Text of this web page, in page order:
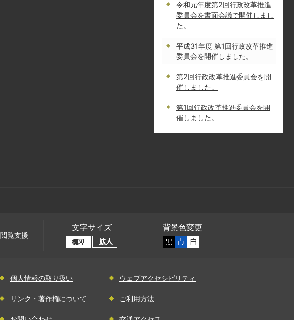
令和元年度第2回行政改革推進
委員会を書面会議で開催しまし
た。
平成31年度 第1回行政改革推進
委員会を開催しました。
第2回行政改革推進委員会を開
催しました。
第1回行政改革推進委員会を開
催しました。
閲覧支援
文字サイズ 背景色変更
個人情報の取り扱い ウェブアクセシビリティ
リンク・著作権について ご利用方法